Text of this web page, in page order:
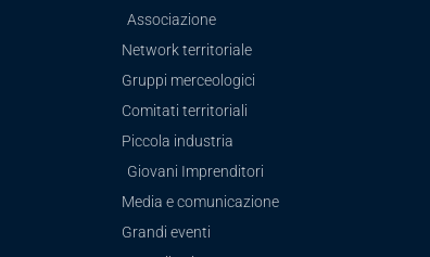
Associazione
Network territoriale
Gruppi merceologici
Comitati territoriali
Piccola industria
Giovani Imprenditori
Media e comunicazione
Grandi eventi